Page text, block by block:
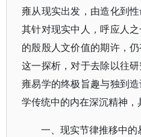
雍从现实出发，由造化到
其针对现实中人，呼应人
的殷殷人文价值的期许，仍
这一探析，对于去除以往
雍易学的终极旨趣与独到
学传统中的内在深沉精神，
一、现实节律推移中的